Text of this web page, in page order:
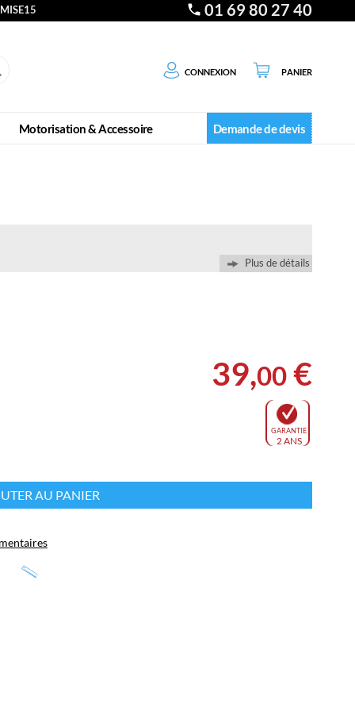
01 69 80 27 40
Connexion Panier
Motorisation & Accessoire Demande de devis
Plus de détails
39,00 €
GARANTIE
2 ANS
AU PANIER